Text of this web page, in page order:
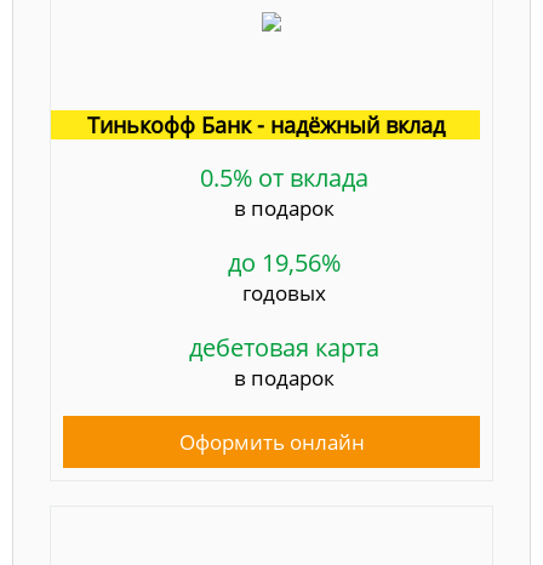
Тинькофф Банк - надёжный вклад
0.5% от вклада
в подарок
до 19,56%
годовых
дебетовая карта
в подарок
Оформить онлайн